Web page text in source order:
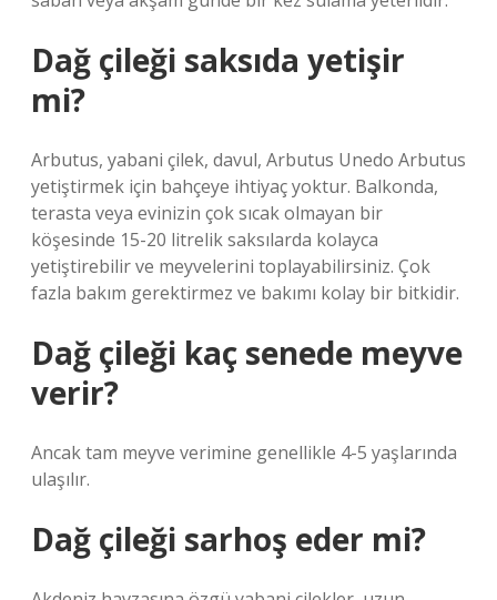
Dağ çileği saksıda yetişir
mi?
Arbutus, yabani çilek, davul, Arbutus Unedo Arbutus
yetiştirmek için bahçeye ihtiyaç yoktur. Balkonda,
terasta veya evinizin çok sıcak olmayan bir
köşesinde 15-20 litrelik saksılarda kolayca
yetiştirebilir ve meyvelerini toplayabilirsiniz. Çok
fazla bakım gerektirmez ve bakımı kolay bir bitkidir.
Dağ çileği kaç senede meyve
verir?
Ancak tam meyve verimine genellikle 4-5 yaşlarında
ulaşılır.
Dağ çileği sarhoş eder mi?